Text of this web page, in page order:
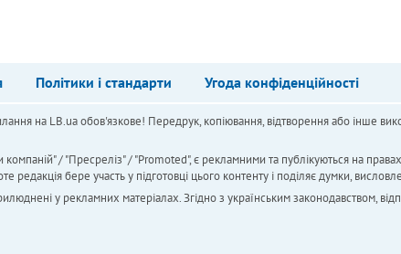
Політики і стандарти Угода конфіденційності
на LB.ua обов'язкове! Передрук, копіювання, відтворення або інше
/ "Пресреліз" / "Promoted", є рекламними та публікуються на
бере участь у підготовці цього контенту і поділяє думки,
у рекламних матеріалах. Згідно з українським законодавством,